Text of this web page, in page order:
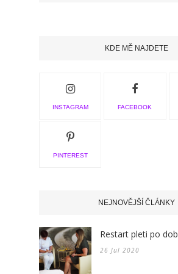
KDE MĚ NAJDETE
INSTAGRAM FACEBOOK
PINTEREST
NEJNOVĚJŠÍ ČLÁNKY
Restart pleti po
26 Jul 2020